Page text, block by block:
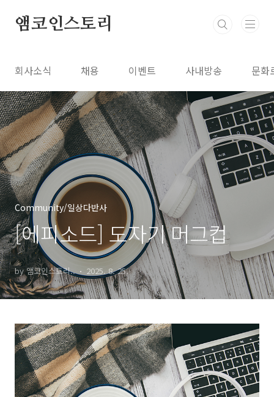
앰코인스토리
회사소식 채용 이벤트 사내방송 문화
Community/일상다반사
[에피소드] 도자기 머그컵
by 앰코인스토리.. 2025. 8. 25.